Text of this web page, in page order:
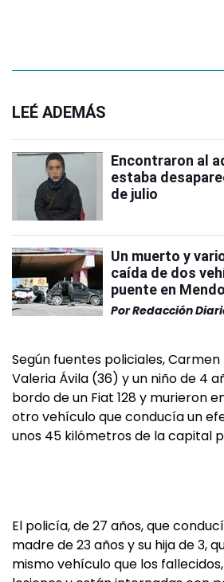
LEÉ ADEMÁS
Encontraron al
estaba
de julio
Un muerto y
caída de dos
puente en
PorRedacción
Según fuentes policiales,
Valeria Ávila (36) y un niño de 4
bordo de un Fiat 128 y murieron
otro vehículo que conducía un
unos 45 kilómetros de la capital
El policía, de 27 años, que
madre de 23 años y su hija de 3,
mismo vehículo que los